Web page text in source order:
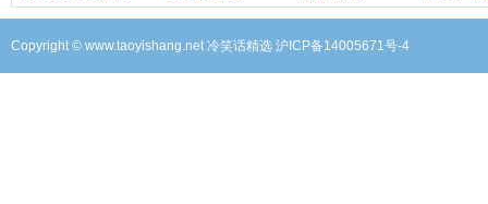
Copyright © www.taoyishang.net冷笑话精选 沪ICP备14005671号-4